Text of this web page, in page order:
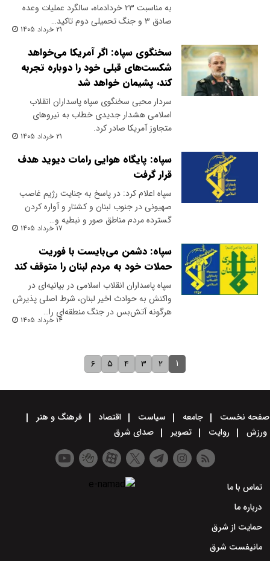
به مناسبت ۲۳ خردادماه، سالگرد عملیات وعده
صادق ۳ و جنگ تحمیلی دوم تاکید…
۲۱ خرداد ۱۴۰۵
سخنگوی سپاه: اگر آمریکا می‌خواهد
شکست‌های قبلی خود را دوباره تجربه
کند، پشیمان خواهد شد
سردار محبی سخنگوی سپاه پاسداران انقلاب
اسلامی هشدار جدیدی خطاب به نیروهای
متجاوز آمریکا صادر کرد.
۲۱ خرداد ۱۴۰۵
سپاه: پایگاه هوایی رامات دیوید هدف
قرار گرفت
سپاه اعلام کرد: در پاسخ به جنایت رژیم غاصب
صهیونی در جنوب لبنان و کشتار و آواره کردن
گسترده مردم مناطق صور و نبطیه و…
۱۷ خرداد ۱۴۰۵
سپاه: دشمن می‌بایست با فوریت
حملات خود به مردم لبنان را متوقف کند
سپاه پاسداران انقلاب اسلامی در بیانیه‌ای در
واکنش به حوادث اخیر لبنان، شرط اصلی پذیرش
هرگونه آتش‌بس در جنگ منطقه‌ای را…
۱۴ خرداد ۱۴۰۵
۱ ۲ ۳ ۴ ۵ ۶
صفحه نخست جامعه سیاست اقتصاد
فرهنگ و هنر
ورزش
روایت تصویر صدای شرق
تماس با ما
درباره ما
حمایت از شرق
مانیفست شرق